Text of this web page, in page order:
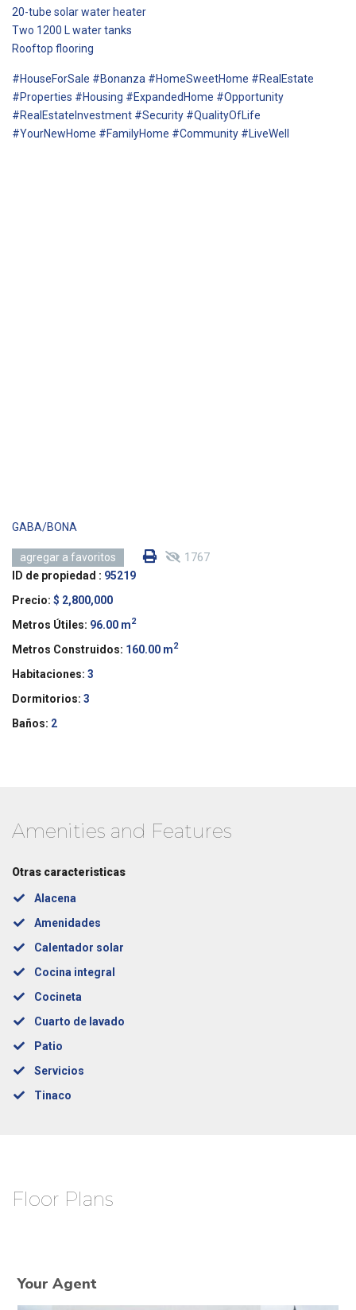
20-tube solar water heater
Two 1200 L water tanks
Rooftop flooring
#HouseForSale #Bonanza #HomeSweetHome #RealEstate
#Properties #Housing #ExpandedHome #Opportunity
#RealEstateInvestment #Security #QualityOfLife
#YourNewHome #FamilyHome #Community #LiveWell
GABA/BONA
agregar a favoritos 1767
ID de propiedad : 95219
Precio: $ 2,800,000
Metros Útiles: 96.00 m2
Metros Construidos: 160.00 m2
Habitaciones: 3
Dormitorios: 3
Baños: 2
Amenities and Features
Otras caracteristicas
Alacena
Amenidades
Calentador solar
Cocina integral
Cocineta
Cuarto de lavado
Patio
Servicios
Tinaco
Floor Plans
Your Agent